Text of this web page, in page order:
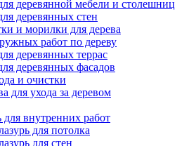
деревянной мебели и столешниц
деревянных стен
и морилки для дерева
работ по дереву
деревянных террас
деревянных фасадов
и очистки
для ухода за деревом
для внутренних работ
для потолка
для стен